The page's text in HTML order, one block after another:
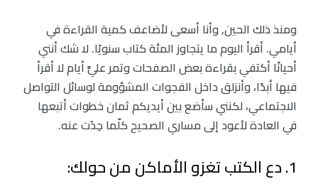
ومنذ ذلك الحين, وأنا أسعى لأضاعف كمية القراءة في
أيامي. أقرأ اليوم ما يتجاوز المئة كتاب سنويًا. لا شك أنني
أحيانًا أكتفي بقراءة بعض الصفحات وتمر عليَّ أيام لا أقرأ
فيها أبدًا، وأنزلق داخل الفجوات المشؤومة لوسائل التواصل
الاجتماعي، لكنني سأضع بين أيديكم ثمان خطوات أتبعها
في العادة لأعود إلى مساري الصحيح كلّما حِدُت عنه.
1. دع الكتب تغزو الأماكن من حولك: